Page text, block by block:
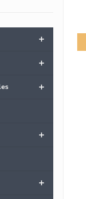
+
+
+
+
+